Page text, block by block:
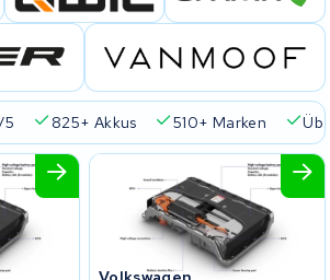
5 825+ Akkus 510+ Marken